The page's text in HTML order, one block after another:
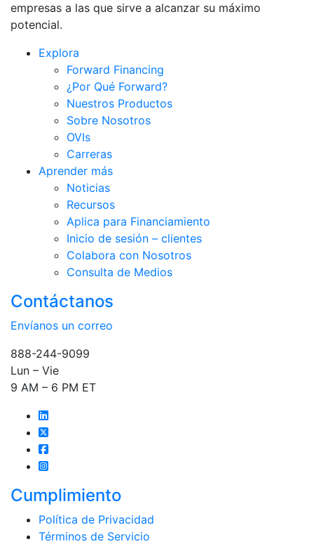
empresas a las que sirve a alcanzar su máximo
potencial.
Explora
Forward Financing
¿Por Qué Forward?
Nuestros Productos
Sobre Nosotros
OVIs
Carreras
Aprender más
Noticias
Recursos
Aplica para Financiamiento
Inicio de sesión – clientes
Colabora con Nosotros
Consulta de Medios
Contáctanos
Envíanos un correo
888-244-9099
Lun – Vie
9 AM – 6 PM ET
Cumplimiento
Política de Privacidad
Términos de Servicio